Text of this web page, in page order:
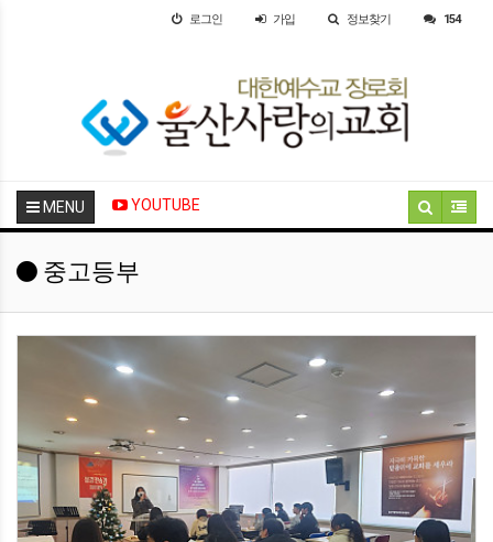
로그인 가입 정보찾기 154
MENU YOUTUBE
중고등부